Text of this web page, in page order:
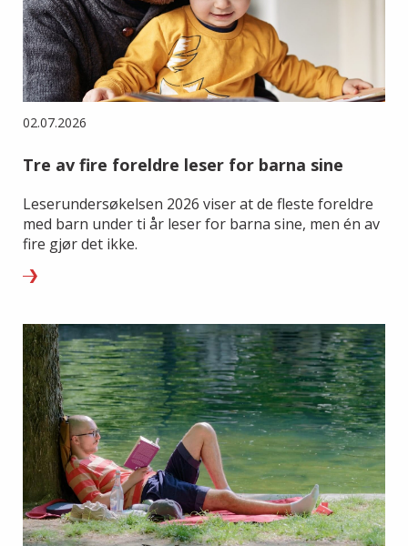
02.07.2026
Tre av fire foreldre leser for barna sine
Leserundersøkelsen 2026 viser at de fleste foreldre
med barn under ti år leser for barna sine, men én av
fire gjør det ikke.